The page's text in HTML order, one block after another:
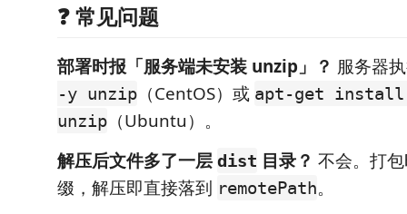
❓ 常见问题
部署时报「服务端未安装 unzip」？ 服务器
-y unzip （CentOS）或 apt-get
unzip （Ubuntu）。
解压后文件多了一层 dist 目录？ 不会。打
缀，解压即直接落到 remotePath。